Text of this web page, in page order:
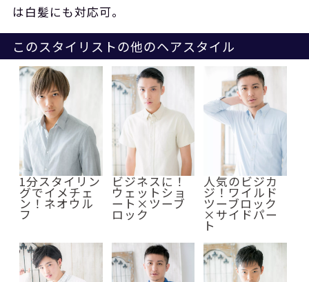
は白髪にも対応可。
このスタイリストの他のヘアスタイル
1分スタイリン
グでイメチェ
ン！ネオウル
フ
ビジネスに！
ウェットショ
ート×ツーブ
ロック
人気のビジカ
ジ！ワイルド
ツーブロック
×サイドパー
ト